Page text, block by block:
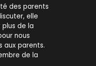
des parents
elle
de la
nous
aux parents.
de la